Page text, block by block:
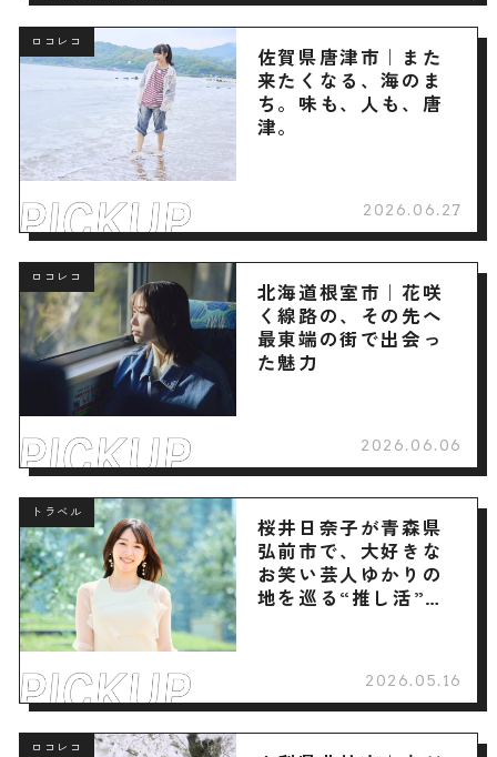
ロコレコ
佐賀県唐津市｜また
来たくなる、海のま
ち。味も、人も、唐
津。
2026.06.27
ロコレコ
北海道根室市｜花咲
く線路の、その先へ
最東端の街で出会っ
た魅力
2026.06.06
トラベル
桜井日奈子が青森県
弘前市で、大好きな
お笑い芸人ゆかりの
地を巡る“推し活”旅
2026.05.16
ロコレコ